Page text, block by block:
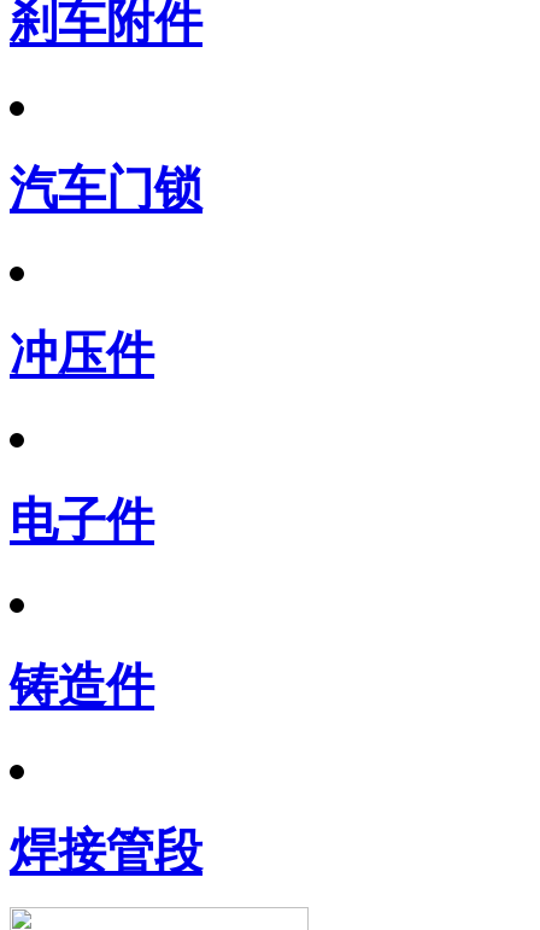
刹车附件
汽车门锁
冲压件
电子件
铸造件
焊接管段